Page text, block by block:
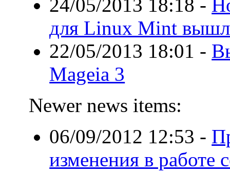
24/05/2013 18:18 -
для Linux Mint
22/05/2013 18:01 -
Mageia 3
Newer news items:
06/09/2012 12:53 -
изменения в работе